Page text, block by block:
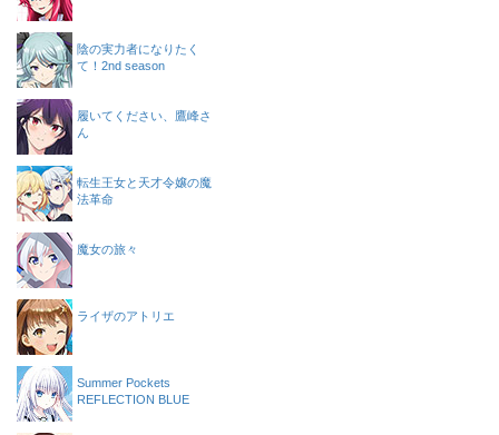
陰の実力者になりたく
て！2nd season
履いてください、鷹峰さ
ん
転生王女と天才令嬢の魔
法革命
魔女の旅々
ライザのアトリエ
Summer Pockets
REFLECTION BLUE